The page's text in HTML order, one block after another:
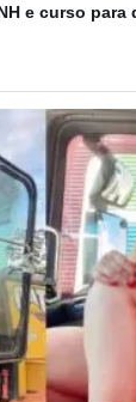
e curso para